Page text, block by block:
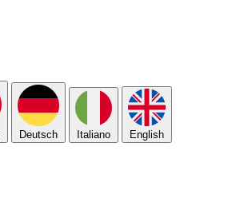
Deutsch Italiano English